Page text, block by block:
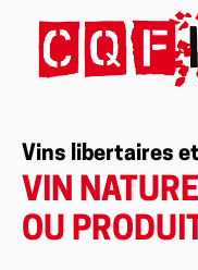
Vins libertaires
VIN
OU